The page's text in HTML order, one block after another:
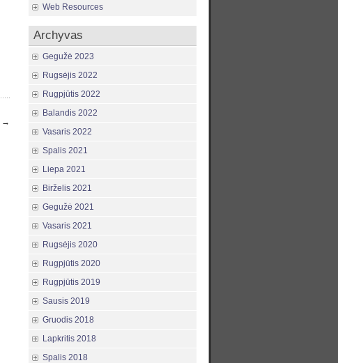
→
Web Resources
Archyvas
Gegužė 2023
Rugsėjis 2022
Rugpjūtis 2022
Balandis 2022
Vasaris 2022
Spalis 2021
Liepa 2021
Birželis 2021
Gegužė 2021
Vasaris 2021
Rugsėjis 2020
Rugpjūtis 2020
Rugpjūtis 2019
Sausis 2019
Gruodis 2018
Lapkritis 2018
Spalis 2018